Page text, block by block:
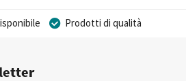
Prodotti di qualità